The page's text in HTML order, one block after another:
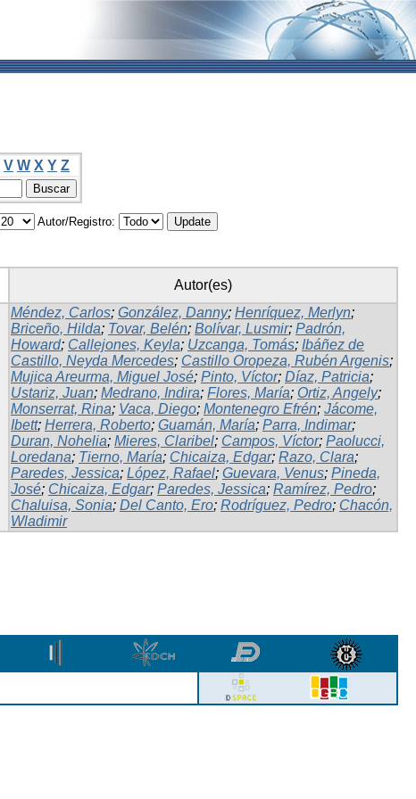
V W X Y Z
Autor/Registro:
Autor(es)
Méndez, Carlos; González, Danny; Henríquez, Merlyn;
Briceño, Hilda; Tovar, Belén; Bolívar, Lusmir; Padrón,
Howard; Callejones, Keyla; Uzcanga, Tomás; Ibáñez de
Castillo, Neyda Mercedes; Castillo Oropeza, Rubén Argenis;
Mujica Areurma, Miguel José; Pinto, Víctor; Díaz, Patricia;
Ustariz, Juan; Medrano, Indira; Flores, María; Ortiz, Angely;
Monserrat, Rina; Vaca, Diego; Montenegro Efrén; Jácome,
Ibett; Herrera, Roberto; Guamán, María; Parra, Indimar;
Duran, Nohelia; Mieres, Claribel; Campos, Víctor; Paolucci,
Loredana; Tierno, María; Chicaiza, Edgar; Razo, Clara;
Paredes, Jessica; López, Rafael; Guevara, Venus; Pineda,
José; Chicaiza, Edgar; Paredes, Jessica; Ramírez, Pedro;
Chaluisa, Sonia; Del Canto, Ero; Rodríguez, Pedro; Chacón,
Wladimir